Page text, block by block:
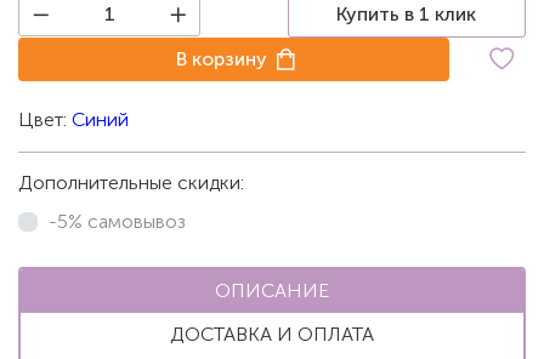
Купить в 1 клик
В корзину
Цвет: Синий
Дополнительные скидки:
-5% самовывоз
ОПИСАНИЕ
ДОСТАВКА И ОПЛАТА